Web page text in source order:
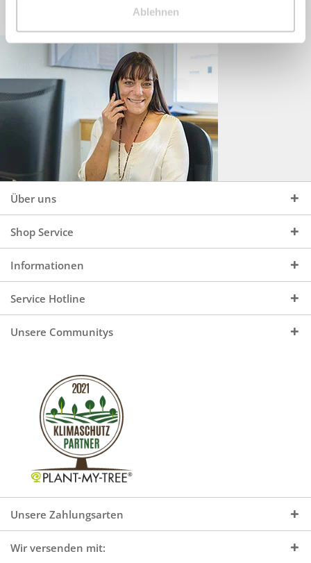
Ablehnen
Über uns
Shop Service
Informationen
Service Hotline
Unsere Communitys
Unsere Zahlungsarten
Wir versenden mit: